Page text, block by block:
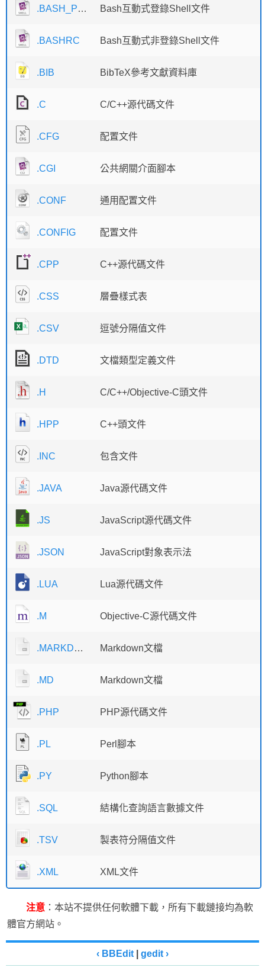
.BASH_PROFILE Bash互動式登錄Shell文件
.BASHRC Bash互動式非登錄Shell文件
.BIB BibTeX參考文獻資料庫
.C C/C++源代碼文件
.CFG 配置文件
.CGI 公共網關介面腳本
.CONF 通用配置文件
.CONFIG 配置文件
.CPP C++源代碼文件
.CSS 層疊樣式表
.CSV 逗號分隔值文件
.DTD 文檔類型定義文件
.H C/C++/Objective-C頭文件
.HPP C++頭文件
.INC 包含文件
.JAVA Java源代碼文件
.JS JavaScript源代碼文件
.JSON JavaScript對象表示法
.LUA Lua源代碼文件
.M Objective-C源代碼文件
.MARKDOWN Markdown文檔
.MD Markdown文檔
.PHP PHP源代碼文件
.PL Perl腳本
.PY Python腳本
.SQL 結構化查詢語言數據文件
.TSV 製表符分隔值文件
.XML XML文件
注意 ：本站不提供任何軟體下載，所有下載鏈接均為軟
體官方網站。
‹ BBEdit gedit ›